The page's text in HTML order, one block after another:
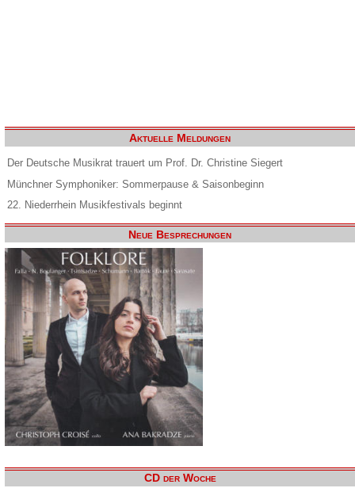
Aktuelle Meldungen
Der Deutsche Musikrat trauert um Prof. Dr. Christine Siegert
Münchner Symphoniker: Sommerpause & Saisonbeginn
22. Niederrhein Musikfestivals beginnt
Neue Besprechungen
CD der Woche